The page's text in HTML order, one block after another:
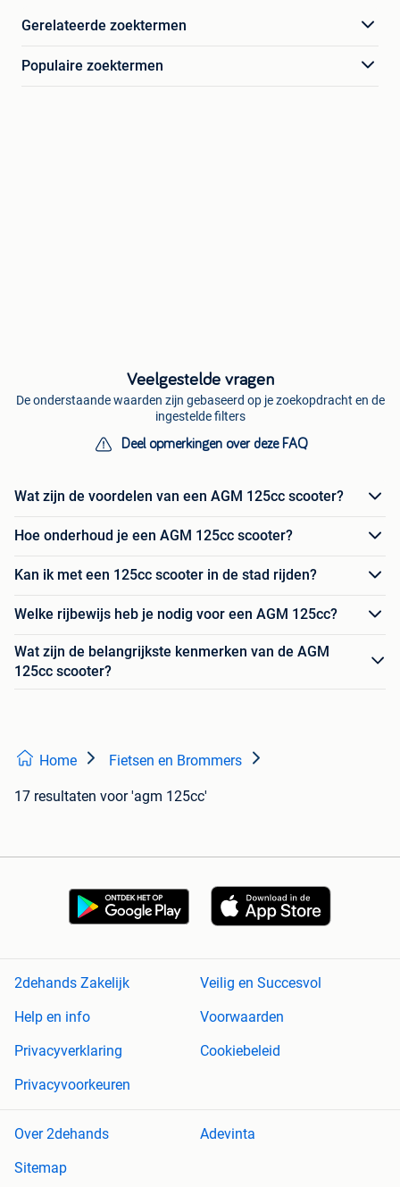
Gerelateerde zoektermen
Populaire zoektermen
Veelgestelde vragen
De onderstaande waarden zijn gebaseerd op je zoekopdracht en de
ingestelde filters
Deel opmerkingen over deze FAQ
Wat zijn de voordelen van een AGM 125cc scooter?
Hoe onderhoud je een AGM 125cc scooter?
Kan ik met een 125cc scooter in de stad rijden?
Welke rijbewijs heb je nodig voor een AGM 125cc?
Wat zijn de belangrijkste kenmerken van de AGM
125cc scooter?
Home Fietsen en Brommers
17 resultaten voor 'agm 125cc'
2dehands Zakelijk
Veilig en Succesvol
Help en info
Voorwaarden
Privacyverklaring
Cookiebeleid
Privacyvoorkeuren
Over 2dehands
Adevinta
Sitemap